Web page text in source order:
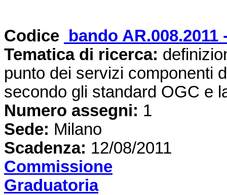
Codice
bando AR.008.2011
Tematica di ricerca:
punto dei servizi componenti
secondo gli standard OGC e
Numero assegni: 1
Sede: Milano
Scadenza: 12/08/2011
Commissione
Graduatoria